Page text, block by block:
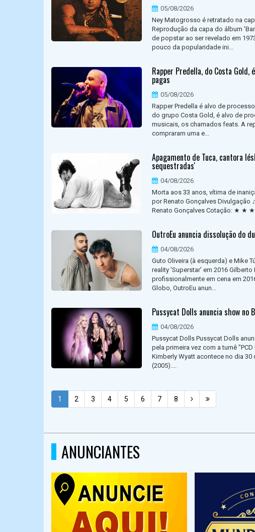
05/08/2026
Ney Matogrosso é retratado na
Reprodução da capa do álbum
de popstar ao ser revelado em
pouco da popularidade ini...
Rapper Predella, do Costa
pagas
05/08/2026
Rapper Predella é alvo de
do grupo Costa Gold, é alvo de
musicais, os chamados feats. A
compraram uma e...
Apagamento de Tuca, cantora
sequestradas'
04/08/2026
Morta aos 33 anos, vítima de
por Renato Gonçalves Divulgação
Renato Gonçalves Cotação: ★ ★
OutroEu anuncia dissolução do
04/08/2026
Guto Oliveira (à esquerda) e Mike
reality 'Superstar' em 2016
profissionalmente em cena em
Globo, OutroEu anun...
Pussycat Dolls anuncia show no
04/08/2026
Pussycat Dolls Pussycat Dolls
pela primeira vez com a turnê
Kimberly Wyatt acontece no dia 30
(2005)....
1 2 3 4 5 6 7 8
ANUNCIANTES